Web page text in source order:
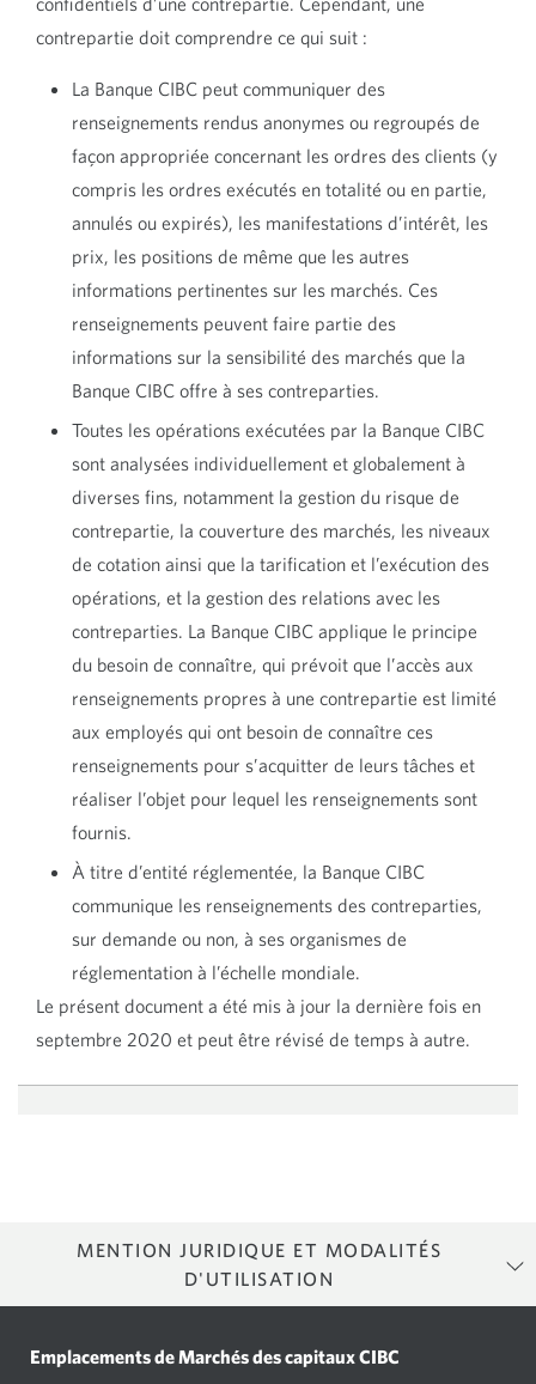
contrepartie doit comprendre ce qui suit :
La Banque CIBC peut communiquer des
renseignements rendus anonymes ou regroupés de
façon appropriée concernant les ordres des clients (y
compris les ordres exécutés en totalité ou en partie,
annulés ou expirés), les manifestations d’intérêt, les
prix, les positions de même que les autres
informations pertinentes sur les marchés. Ces
renseignements peuvent faire partie des
informations sur la sensibilité des marchés que la
Banque CIBC offre à ses contreparties.
Toutes les opérations exécutées par la Banque CIBC
sont analysées individuellement et globalement à
diverses fins, notamment la gestion du risque de
contrepartie, la couverture des marchés, les niveaux
de cotation ainsi que la tarification et l’exécution des
opérations, et la gestion des relations avec les
contreparties. La Banque CIBC applique le principe
du besoin de connaître, qui prévoit que l’accès aux
renseignements propres à une contrepartie est limité
aux employés qui ont besoin de connaître ces
renseignements pour s’acquitter de leurs tâches et
réaliser l’objet pour lequel les renseignements sont
fournis.
À titre d’entité réglementée, la Banque CIBC
communique les renseignements des contreparties,
sur demande ou non, à ses organismes de
réglementation à l’échelle mondiale.
Le présent document a été mis à jour la dernière fois en
septembre 2020 et peut être révisé de temps à autre.
MENTION JURIDIQUE ET MODALITÉS
D'UTILISATION
Marchés mondiaux CIBC possède ce site Web (le « Site ») et le met à jour.
Emplacements de Marchés des capitaux CIBC